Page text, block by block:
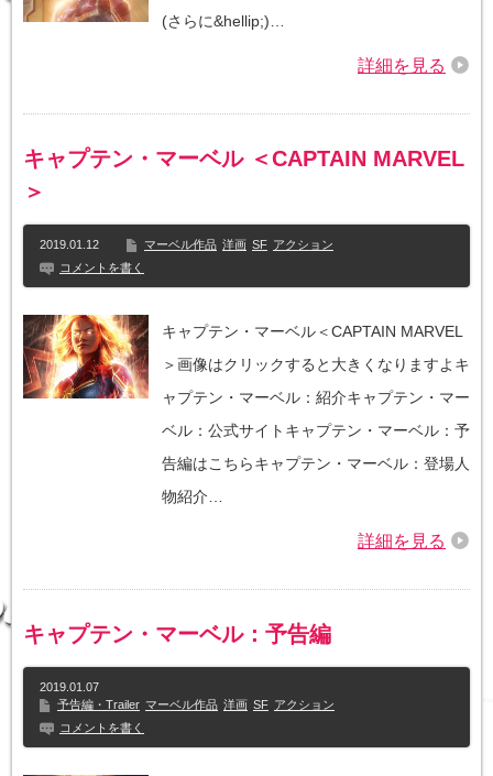
(さらに&hellip;)…
詳細を見る
キャプテン・マーベル ＜CAPTAIN MARVEL
＞
2019.01.12 マーベル作品 洋画 SF アクション
コメントを書く
キャプテン・マーベル＜CAPTAIN MARVEL
＞画像はクリックすると大きくなりますよキ
ャプテン・マーベル：紹介キャプテン・マー
ベル：公式サイトキャプテン・マーベル：予
告編はこちらキャプテン・マーベル：登場人
物紹介…
詳細を見る
キャプテン・マーベル：予告編
2019.01.07
予告編・Trailer マーベル作品 洋画 SF アクション
コメントを書く